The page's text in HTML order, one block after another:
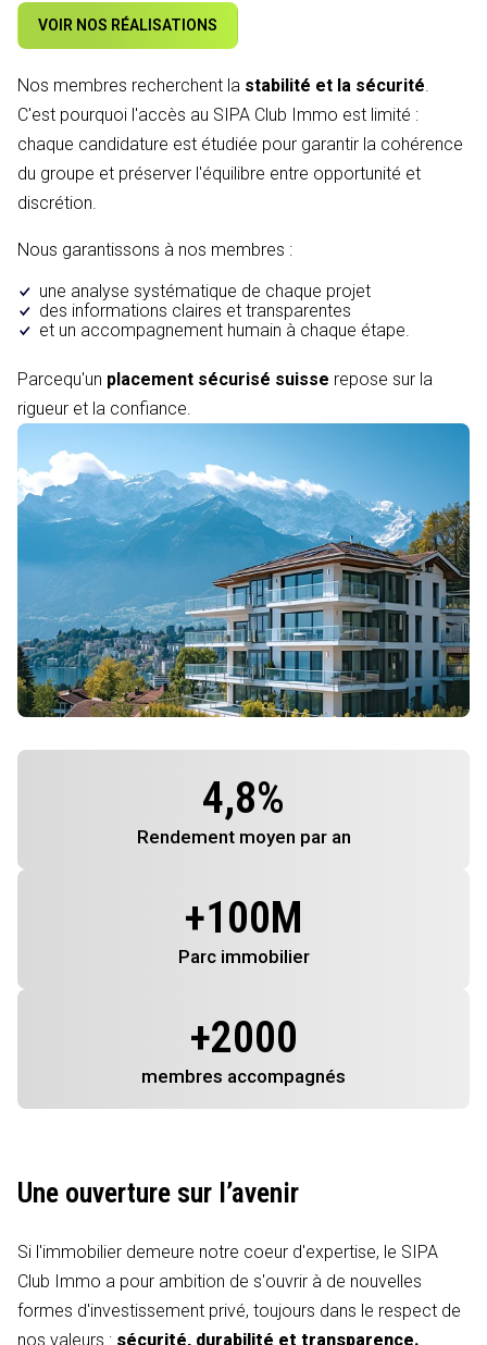
VOIR NOS RÉALISATIONS
Nos membres recherchent la stabilité et la sécurité.
C'est pourquoi l'accès au SIPA Club Immo est limité :
chaque candidature est étudiée pour garantir la cohérence
du groupe et préserver l'équilibre entre opportunité et
discrétion.
Nous garantissons à nos membres :
une analyse systématique de chaque projet
des informations claires et transparentes
et un accompagnement humain à chaque étape.
Parcequ'un placement sécurisé suisse repose sur la
rigueur et la confiance.
4,8%
Rendement moyen par an
+100M
Parc immobilier
+2000
membres accompagnés
Une ouverture sur l’avenir
Si l'immobilier demeure notre coeur d'expertise, le SIPA
Club Immo a pour ambition de s'ouvrir à de nouvelles
formes d'investissement privé, toujours dans le respect de
nos valeurs : sécurité, durabilité et transparence.